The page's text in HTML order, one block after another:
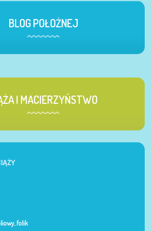
BLOG POŁOŻNEJ
I MACIERZYŃSTWO
folik